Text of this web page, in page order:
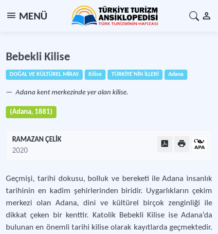
MENÜ
Bebekli Kilise
DOĞAL VE KÜLTÜREL MİRAS Kilise TÜRKİYE'NİN İLLERİ Adana
Adana kent merkezinde yer alan kilise.
(Adana, 1881)
RAMAZAN ÇELİK
2020
Geçmişi, tarihi dokusu, bolluk ve bereketi ile Adana insanlık
tarihinin en kadim şehirlerinden biridir. Uygarlıkların çekim
merkezi olan Adana, dini ve kültürel birçok zenginliği ile
dikkat çeken bir kenttir. Katolik Bebekli Kilise ise Adana’da
bulunan en önemli tarihi kilise olarak kayıtlarda geçmektedir.